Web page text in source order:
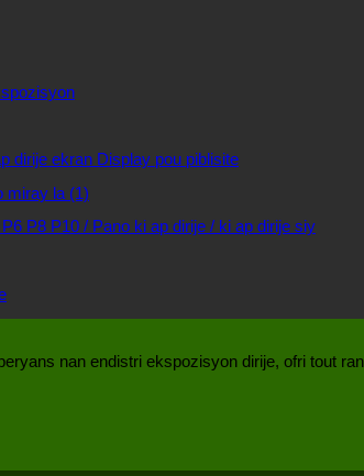
dirije ekran Display pou piblisite
P8 P10 / Pano ki ap dirije / ki ap dirije siy
nan endistri ekspozisyon dirije, ofri tout